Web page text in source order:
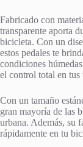
Fabricado con
transparente aporta
bicicleta. Con un
estos pedales te
condiciones
el control total en tus
Con un tamaño
gran mayoría de las
urbana. Además, su
rápidamente en tu